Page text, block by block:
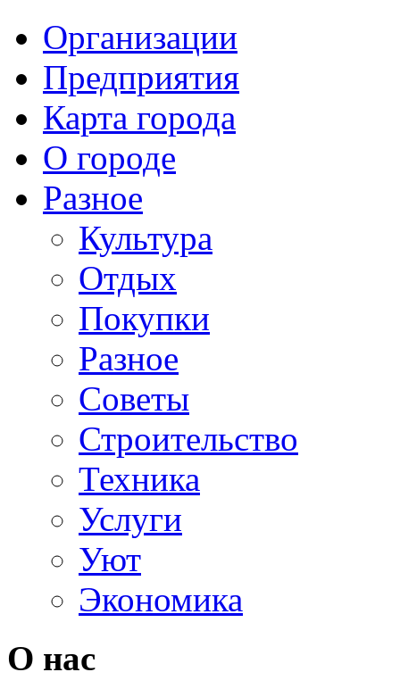
Организации
Предприятия
Карта города
О городе
Разное
Культура
Отдых
Покупки
Разное
Советы
Строительство
Техника
Услуги
Уют
Экономика
О нас